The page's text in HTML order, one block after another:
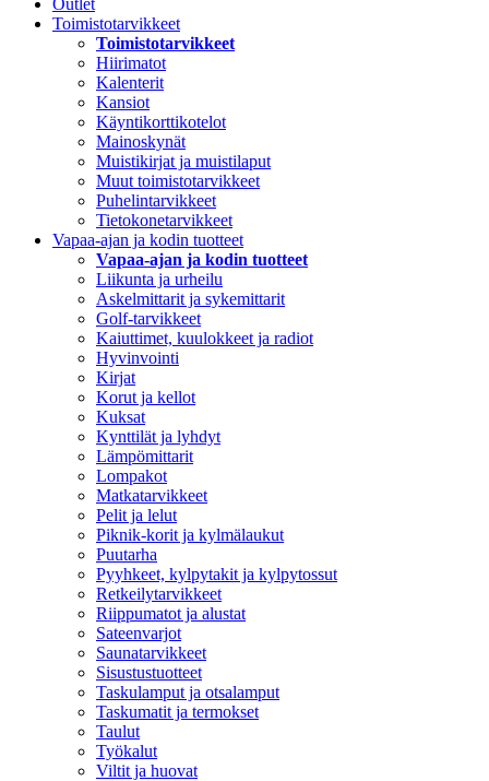
Outlet
Toimistotarvikkeet
Toimistotarvikkeet
Hiirimatot
Kalenterit
Kansiot
Käyntikorttikotelot
Mainoskynät
Muistikirjat ja muistilaput
Muut toimistotarvikkeet
Puhelintarvikkeet
Tietokonetarvikkeet
Vapaa-ajan ja kodin tuotteet
Vapaa-ajan ja kodin tuotteet
Liikunta ja urheilu
Askelmittarit ja sykemittarit
Golf-tarvikkeet
Kaiuttimet, kuulokkeet ja radiot
Hyvinvointi
Kirjat
Korut ja kellot
Kuksat
Kynttilät ja lyhdyt
Lämpömittarit
Lompakot
Matkatarvikkeet
Pelit ja lelut
Piknik-korit ja kylmälaukut
Puutarha
Pyyhkeet, kylpytakit ja kylpytossut
Retkeilytarvikkeet
Riippumatot ja alustat
Sateenvarjot
Saunatarvikkeet
Sisustustuotteet
Taskulamput ja otsalamput
Taskumatit ja termokset
Taulut
Työkalut
Viltit ja huovat